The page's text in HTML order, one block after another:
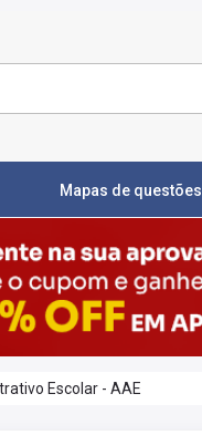
Mapas de questões
Escolar - AAE